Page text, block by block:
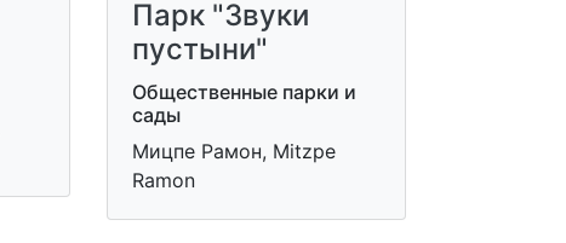
Парк "Звуки
пустыни"
Общественные парки и
сады
Мицпе Рамон, Mitzpe
Ramon